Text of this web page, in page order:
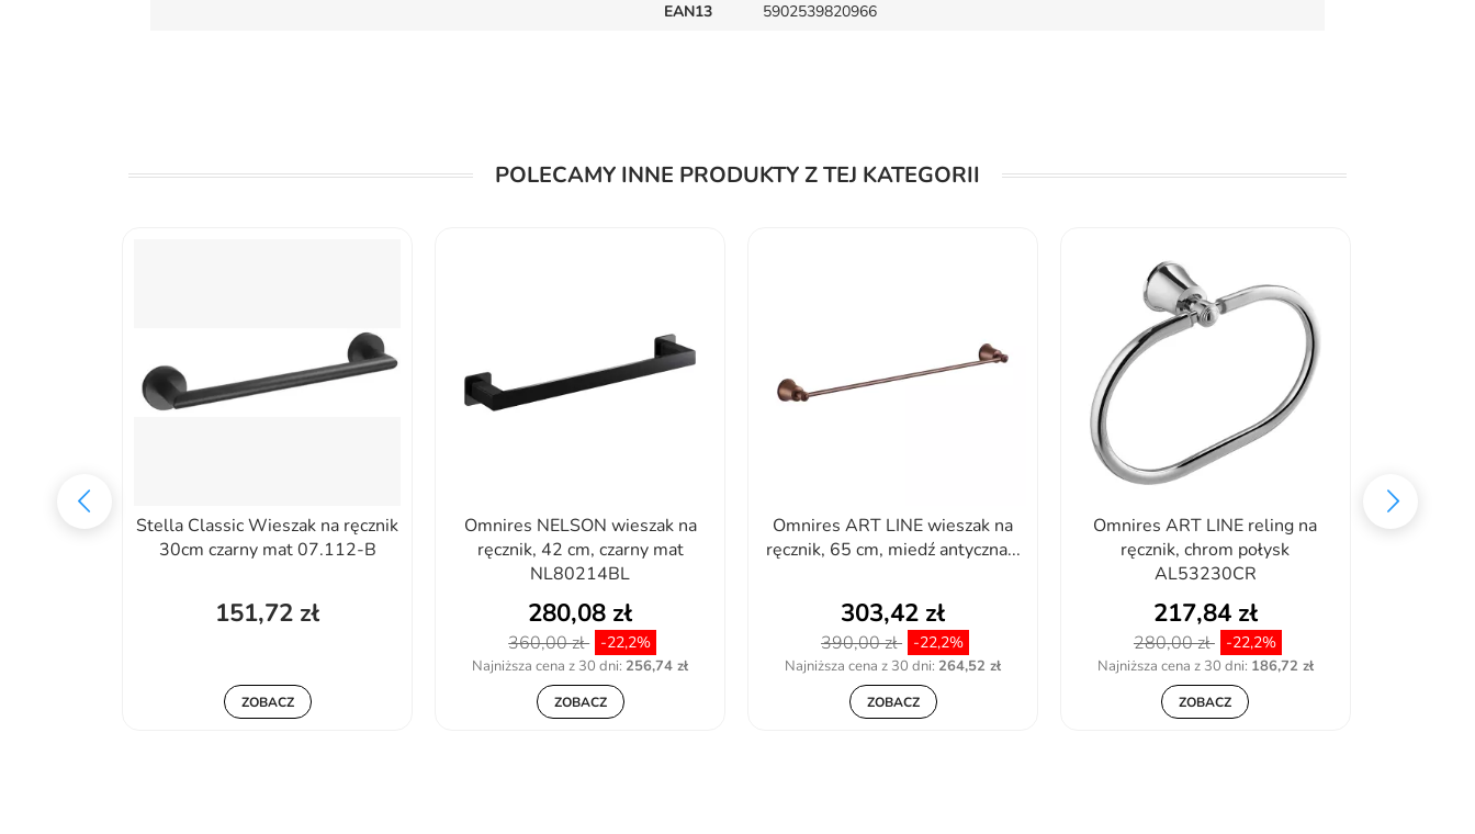
EAN13 5902539820966
POLECAMY INNE PRODUKTY Z TEJ KATEGORII
Stella Classic Wieszak na ręcznik
30cm czarny mat 07.112-B
151,72 zł
ZOBACZ
Omnires NELSON wieszak na
ręcznik, 42 cm, czarny mat
NL80214BL
280,08 zł
360,00 zł -22,2%
Najniższa cena z 30 dni: 256,74 zł
ZOBACZ
Omnires ART LINE wieszak na
ręcznik, 65 cm, miedź antyczna...
303,42 zł
390,00 zł -22,2%
Najniższa cena z 30 dni: 264,52 zł
ZOBACZ
Omnires ART LINE reling na
ręcznik, chrom połysk
AL53230CR
217,84 zł
280,00 zł -22,2%
Najniższa cena z 30 dni: 186,72 zł
ZOBACZ